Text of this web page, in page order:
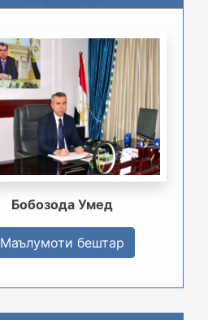
Бобозода Умед
Маълумоти бештар